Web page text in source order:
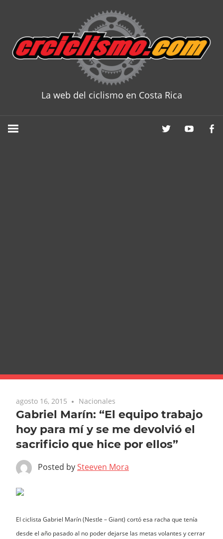
content
La web del ciclismo en Costa Rica
agosto 16, 2015 Nacionales
Gabriel Marín: “El equipo trabajo
hoy para mí y se me devolvió el
sacrificio que hice por ellos”
Posted bySteeven Mora
El ciclista Gabriel Marín (Nestle – Giant) cortó esa racha que tenía
desde el año pasado al no poder dejarse las metas volantes y cerrar